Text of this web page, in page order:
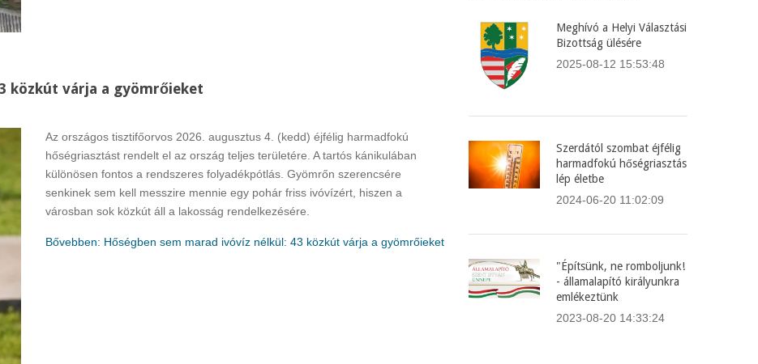
közkút várja a gyömrőieket
Az országos tisztifőorvos 2026. augusztus 4. (kedd) éjfélig harmadfokú
hőségriasztást rendelt el az ország teljes területére. A tartós kánikulában
különösen fontos a rendszeres folyadékpótlás. Gyömrőn szerencsére
senkinek sem kell messzire mennie egy pohár friss ivóvízért, hiszen a
városban sok közkút áll a lakosság rendelkezésére.
Bővebben: Hőségben sem marad ivóvíz nélkül: 43 közkút várja a gyömrőieket
Meghívó a Helyi Választási
Bizottság ülésére
2025-08-12 15:53:48
Szerdától szombat éjfélig
harmadfokú hőségriasztás
lép életbe
2024-06-20 11:02:09
"Építsünk, ne romboljunk!
- államalapító királyunkra
emlékeztünk
2023-08-20 14:33:24